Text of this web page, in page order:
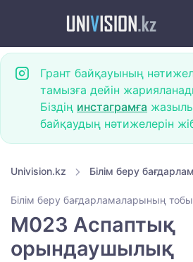
Грант байқауының
тамызға дейін
Біздің инстаграмға
байқаудың нәтижелерін
Univision.kz Білім беру
Білім беру бағдарламаларының тобы
M023 Аспаптық
орындаушылық